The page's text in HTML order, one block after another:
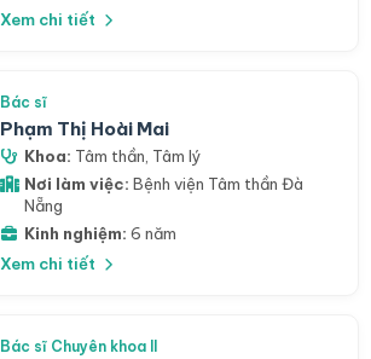
Xem chi tiết
Bác sĩ
Phạm Thị Hoài Mai
Khoa: Tâm thần Tâm lý
Nơi làm việc: Bệnh viện Tâm thần Đà
Nẵng
Kinh nghiệm: 6 năm
Xem chi tiết
Bác sĩ Chuyên khoa II